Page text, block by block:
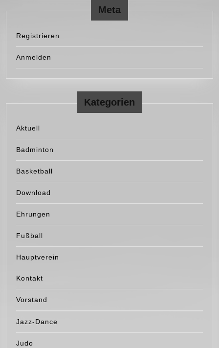
Meta
Registrieren
Anmelden
Kategorien
Aktuell
Badminton
Basketball
Download
Ehrungen
Fußball
Hauptverein
Kontakt
Vorstand
Jazz-Dance
Judo